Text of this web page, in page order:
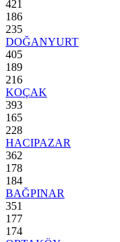
421
186
235
DOĞANYURT
405
189
216
KOÇAK
393
165
228
HACIPAZAR
362
178
184
BAĞPINAR
351
177
174